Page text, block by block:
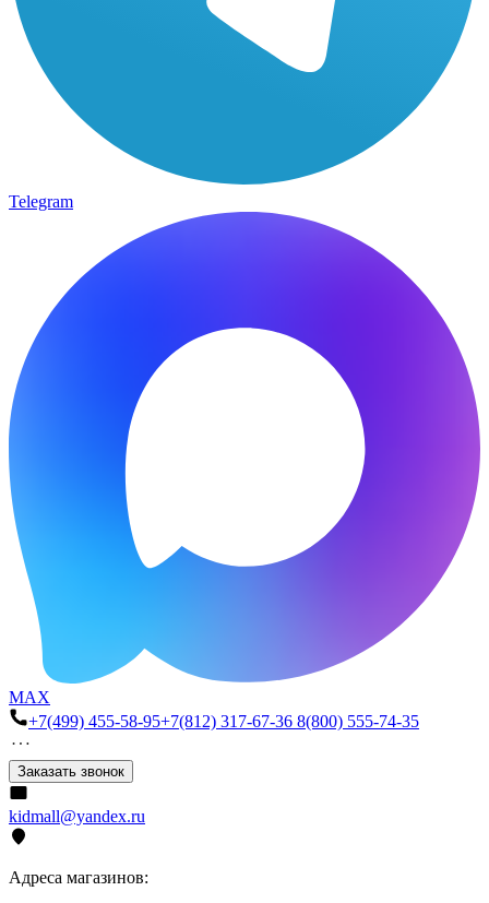
Telegram
MAX
+7(499) 455-58-95+7(812) 317-67-36 8(800) 555-74-35
Заказать звонок
kidmall@yandex.ru
Адреса магазинов: